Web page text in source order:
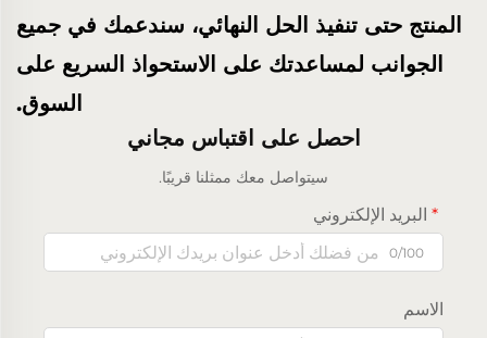
المنتج حتى تنفيذ الحل النهائي، سندعمك في جميع
الجوانب لمساعدتك على الاستحواذ السريع على
السوق.
احصل على اقتباس مجاني
سيتواصل معك ممثلنا قريبًا.
البريد الإلكتروني
0/100
الاسم